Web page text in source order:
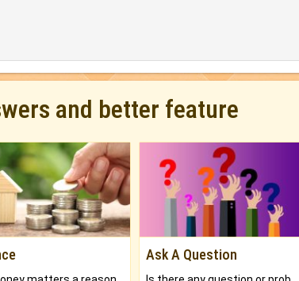
and better feature
Ask A Question